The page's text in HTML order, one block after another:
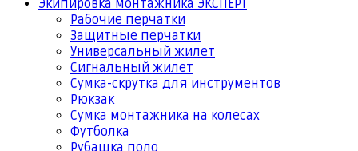
Экипировка монтажника ЭКСПЕРТ
Рабочие перчатки
Защитные перчатки
Универсальный жилет
Сигнальный жилет
Сумка-скрутка для инструментов
Рюкзак
Сумка монтажника на колесах
Футболка
Рубашка поло